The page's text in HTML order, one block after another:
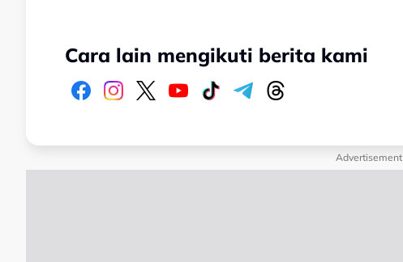
Cara lain mengikuti berita kami
Advertisement